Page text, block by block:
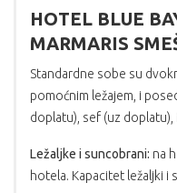
HOTEL BLUE
MARMARIS
Standardne sobe su
pomoćnim ležajem, i
doplatu), sef (uz doplatu),
Ležaljke i suncobrani: na
hotela. Kapacitet ležaljki i